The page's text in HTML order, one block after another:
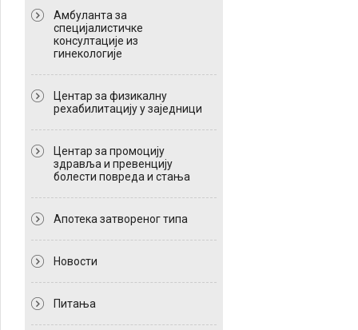
Амбуланта за
специјалистичке
консултације из
гинекологије
Центар за физикалну
рехабилитацију у заједници
Центар за промоцију
здравља и превенцију
болести повреда и стања
Апотека затвореног типа
Новости
Питања